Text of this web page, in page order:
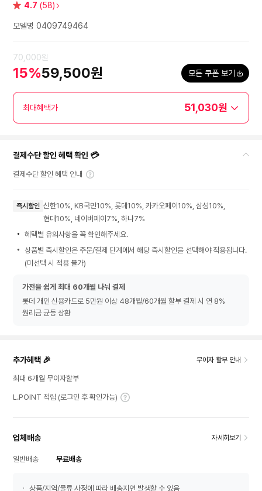
별 4.7 (58)
모델명 0409749464
70,000원
15%59,500원 모든 쿠폰 보기
최대혜택가 51,030원
결제수단 할인 혜택 확인 💳
결제수단 할인 혜택 안내
즉시할인 신한10%, KB국민10%, 롯데10%, 카카오페이10%, 삼성10%,
현대10%, 네이버페이7%, 하나7%
혜택별 유의사항을 꼭 확인해주세요.
상품별 즉시할인은 주문/결제 단계에서 해당 즉시할인을 선택해야 적용됩니다.
(미선택 시 적용 불가)
가전을 쉽게 최대 60개월 나눠 결제
롯데 개인 신용카드로 5만원 이상 48개월/60개월 할부 결제 시 연 8%
원리금 균등 상환
추가혜택 🎉 무이자 할부 안내
최대 6개월 무이자할부
L.POINT 적립 (로그인 후 확인가능)
업체배송 자세히보기
일반배송 무료배송
상품/지역/물류 사정에 따라 배송지연 발생할 수 있음